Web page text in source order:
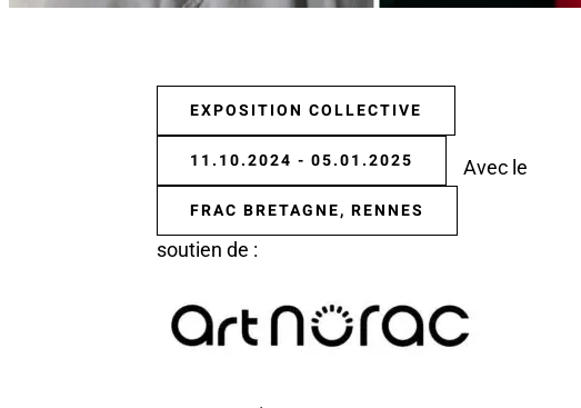
EXPOSITION COLLECTIVE
11.10.2024 - 05.01.2025
FRAC BRETAGNE, RENNES
Avec le
soutien de :